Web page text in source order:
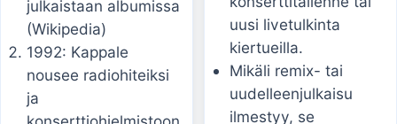
julkaistaan albumissa
(Wikipedia)
1992: Kappale
nousee radiohiteiksi
ja
uusi livetulkinta
kiertueilla.
Mikäli remix- tai
uudelleenjulkaisu
ilmestyy, se